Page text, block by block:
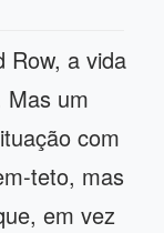
Row, a vida
Mas um
com
teto, mas
em vez